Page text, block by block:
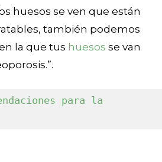
huesos se ven que están
también podemos
la que tus huesos se van
para la